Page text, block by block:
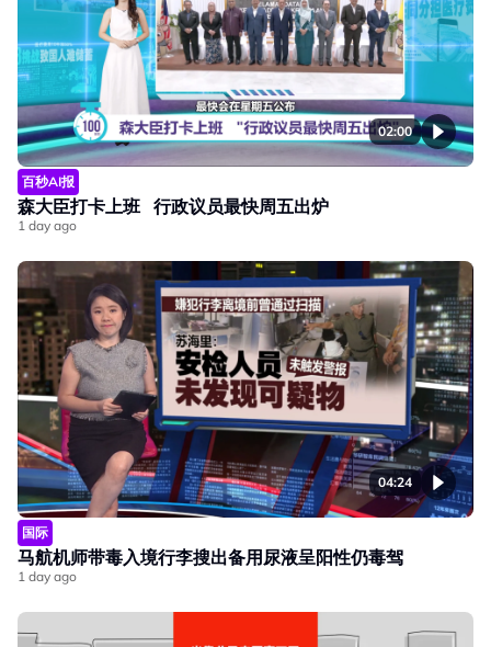
02:00
百秒AI报
森大臣打卡上班 行政议员最快周五出炉
1 day ago
04:24
国际
马航机师带毒入境行李搜出备用尿液呈阳性仍毒驾
1 day ago